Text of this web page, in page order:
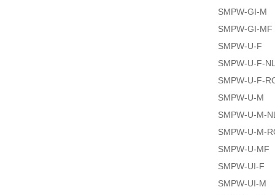
SMPW-GI-M
SMPW-GI-MF
SMPW-U-F
SMPW-U-F-
SMPW-U-F-
SMPW-U-M
SMPW-U-M-
SMPW-U-M-
SMPW-U-MF
SMPW-UI-F
SMPW-UI-M